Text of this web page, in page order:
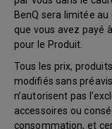
BenQ sera limitée
que vous avez payé
pour le Produit.
Tous les prix,
modifiés sans
n’autorisent pas
accessoires ou
consommation, et